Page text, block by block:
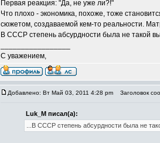
Первая реакция: "Да, не уже ли?!"
Что плохо - экономика, похоже, тоже
сюжетом, создаваемой кем-то реальности.
В СССР степень абсурдности была не такой
С уважением,
Добавлено: Вт Май 03, 2011 4:28 pm Заголовок
Luk_M писал(а):
...В СССР степень абсурдности была не